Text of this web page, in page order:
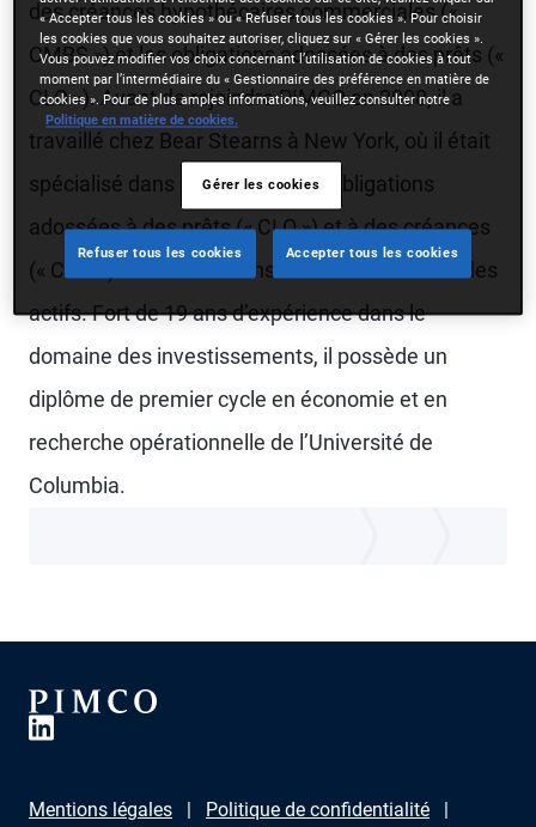
des créances hypothécaires commerciales («
CMBS ») et les obligations adossées à des prêts («
CLO »). Avant de rejoindre PIMCO en 2008, il a
travaillé chez Bear Stearns à New York, où il était
spécialisé dans la syndication d’obligations
adossées à des prêts (« CLO ») et à des créances
(« CDO ») et d’autres transactions adossées à des
actifs. Fort de 19 ans d’expérience dans le
domaine des investissements, il possède un
diplôme de premier cycle en économie et en
recherche opérationnelle de l’Université de
Columbia.
Mentions légales
Politique de confidentialité
« Accepter tous les cookies » ou « Refuser tous les cookies ». Pour choisir
les cookies que vous souhaitez autoriser, cliquez sur « Gérer les cookies ».
Vous pouvez modifier vos choix concernant l’utilisation de cookies à tout
moment par l’intermédiaire du « Gestionnaire des préférence en matière de
cookies ». Pour de plus amples informations, veuillez consulter notre
Politique en matière de cookies.
Gérer les cookies
Refuser tous les cookies Accepter tous les cookies